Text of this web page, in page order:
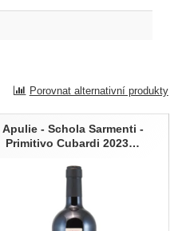
Porovnat alternativní produkty
Apulie - Schola Sarmenti -
Primitivo Cubardi 2023…